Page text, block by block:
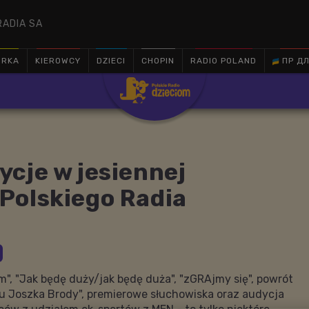
SA
KIEROWCY DZIECI CHOPIN RADIO POLAND ПР

w jesiennej
Radia
"Jak będę duży/jak będę duża", "zGRAjmy się", powrót
Joszka Brody", premierowe słuchowiska oraz audycja